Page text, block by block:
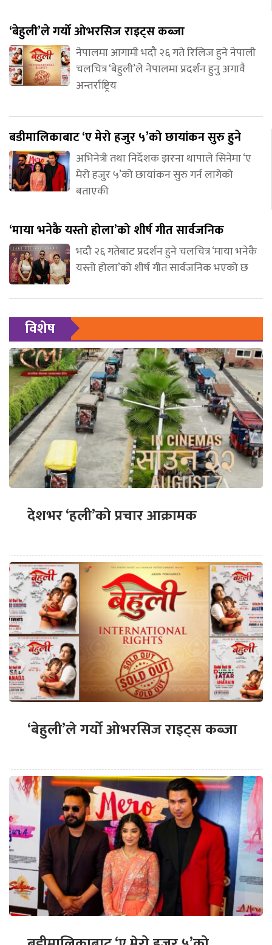
‘बेहुली’ले गर्यो ओभरसिज राइट्स कब्जा
नेपालमा आगामी भदौ २६ गते रिलिज हुने नेपाली
चलचित्र ‘बेहुली’ले नेपालमा प्रदर्शन हुनु अगावै
अन्तर्राष्ट्रिय
बडीमालिकाबाट ‘ए मेरो हजुर ५’को छायांकन सुरु हुने
अभिनेत्री तथा निर्देशक झरना थापाले सिनेमा ‘ए
मेरो हजुर ५’को छायांकन सुरु गर्न लागेको
बताएकी
‘माया भनेकै यस्तो होला’को शीर्ष गीत सार्वजनिक
भदौ २६ गतेबाट प्रदर्शन हुने चलचित्र ‘माया भनेकै
यस्तो होला’को शीर्ष गीत सार्वजनिक भएको छ
विशेष
देशभर ‘हली’को प्रचार आक्रामक
‘बेहुली’ले गर्यो ओभरसिज राइट्स कब्जा